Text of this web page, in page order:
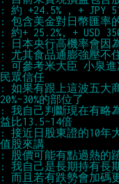
: 可參考米大臣 小泉進
: 如果有跟上這波五大
: 我自己判斷現在有略
: 接近日股東證的10年